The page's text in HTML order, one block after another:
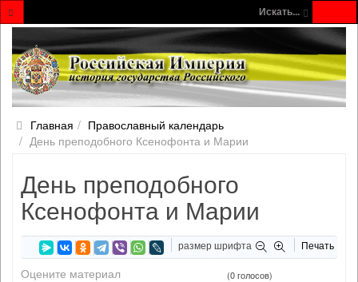
Искать...
Главная
Православный календарь
День преподобного Ксенофонта и Марии
День преподобного
Ксенофонта и Марии
размер шрифта Печать
Оцените материал (0 голосов)